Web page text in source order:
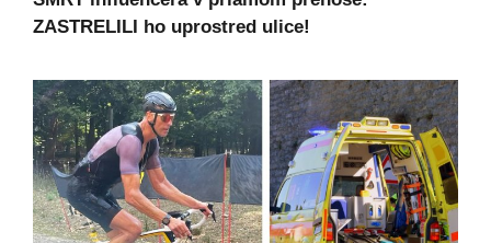
ZASTRELILI ho uprostred ulice!